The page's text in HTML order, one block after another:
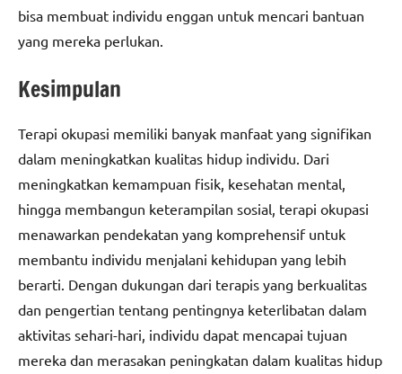
bisa membuat individu enggan untuk mencari bantuan
yang mereka perlukan.
Kesimpulan
Terapi okupasi memiliki banyak manfaat yang signifikan
dalam meningkatkan kualitas hidup individu. Dari
meningkatkan kemampuan fisik, kesehatan mental,
hingga membangun keterampilan sosial, terapi okupasi
menawarkan pendekatan yang komprehensif untuk
membantu individu menjalani kehidupan yang lebih
berarti. Dengan dukungan dari terapis yang berkualitas
dan pengertian tentang pentingnya keterlibatan dalam
aktivitas sehari-hari, individu dapat mencapai tujuan
mereka dan merasakan peningkatan dalam kualitas hidup